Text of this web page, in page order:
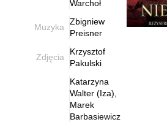
Warchoł
Muzyka
Zbigniew
Preisner
Zdjęcia
Krzysztof
Pakulski
Katarzyna
Walter (Iza),
Marek
Barbasiewicz